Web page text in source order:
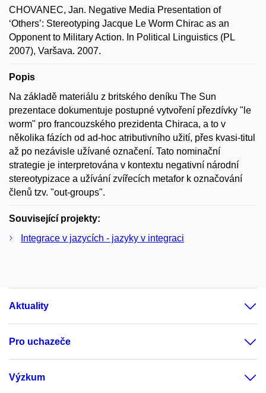
CHOVANEC, Jan. Negative Media Presentation of
‘Others’: Stereotyping Jacque Le Worm Chirac as an
Opponent to Military Action. In Political Linguistics (PL
2007), Varšava. 2007.
Popis
Na základě materiálu z britského deníku The Sun
prezentace dokumentuje postupné vytvoření přezdívky "le
worm" pro francouzského prezidenta Chiraca, a to v
několika fázích od ad-hoc atributivního užití, přes kvasi-titul
až po nezávisle užívané označení. Tato nominační
strategie je interpretována v kontextu negativní národní
stereotypizace a užívání zvířecích metafor k označování
členů tzv. "out-groups".
Související projekty:
Integrace v jazycích - jazyky v integraci
Aktuality
Pro uchazeče
Výzkum